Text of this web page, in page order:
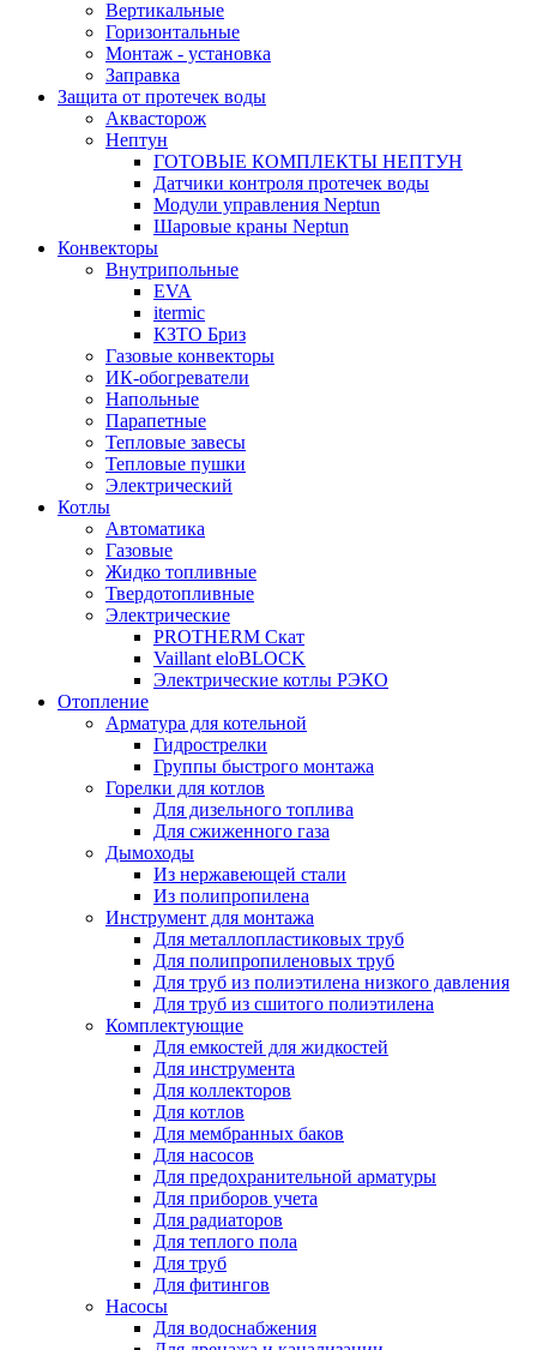
Вертикальные
Горизонтальные
Монтаж - установка
Заправка
Защита от протечек воды
Аквасторож
Нептун
ГОТОВЫЕ КОМПЛЕКТЫ НЕПТУН
Датчики контроля протечек воды
Модули управления Neptun
Шаровые краны Neptun
Конвекторы
Внутрипольные
EVA
itermic
КЗТО Бриз
Газовые конвекторы
ИК-обогреватели
Напольные
Парапетные
Тепловые завесы
Тепловые пушки
Электрический
Котлы
Автоматика
Газовые
Жидко топливные
Твердотопливные
Электрические
PROTHERM Скат
Vaillant eloBLOCK
Электрические котлы РЭКО
Отопление
Арматура для котельной
Гидрострелки
Группы быстрого монтажа
Горелки для котлов
Для дизельного топлива
Для сжиженного газа
Дымоходы
Из нержавеющей стали
Из полипропилена
Инструмент для монтажа
Для металлопластиковых труб
Для полипропиленовых труб
Для труб из полиэтилена низкого давления
Для труб из сшитого полиэтилена
Комплектующие
Для емкостей для жидкостей
Для инструмента
Для коллекторов
Для котлов
Для мембранных баков
Для насосов
Для предохранительной арматуры
Для приборов учета
Для радиаторов
Для теплого пола
Для труб
Для фитингов
Насосы
Для водоснабжения